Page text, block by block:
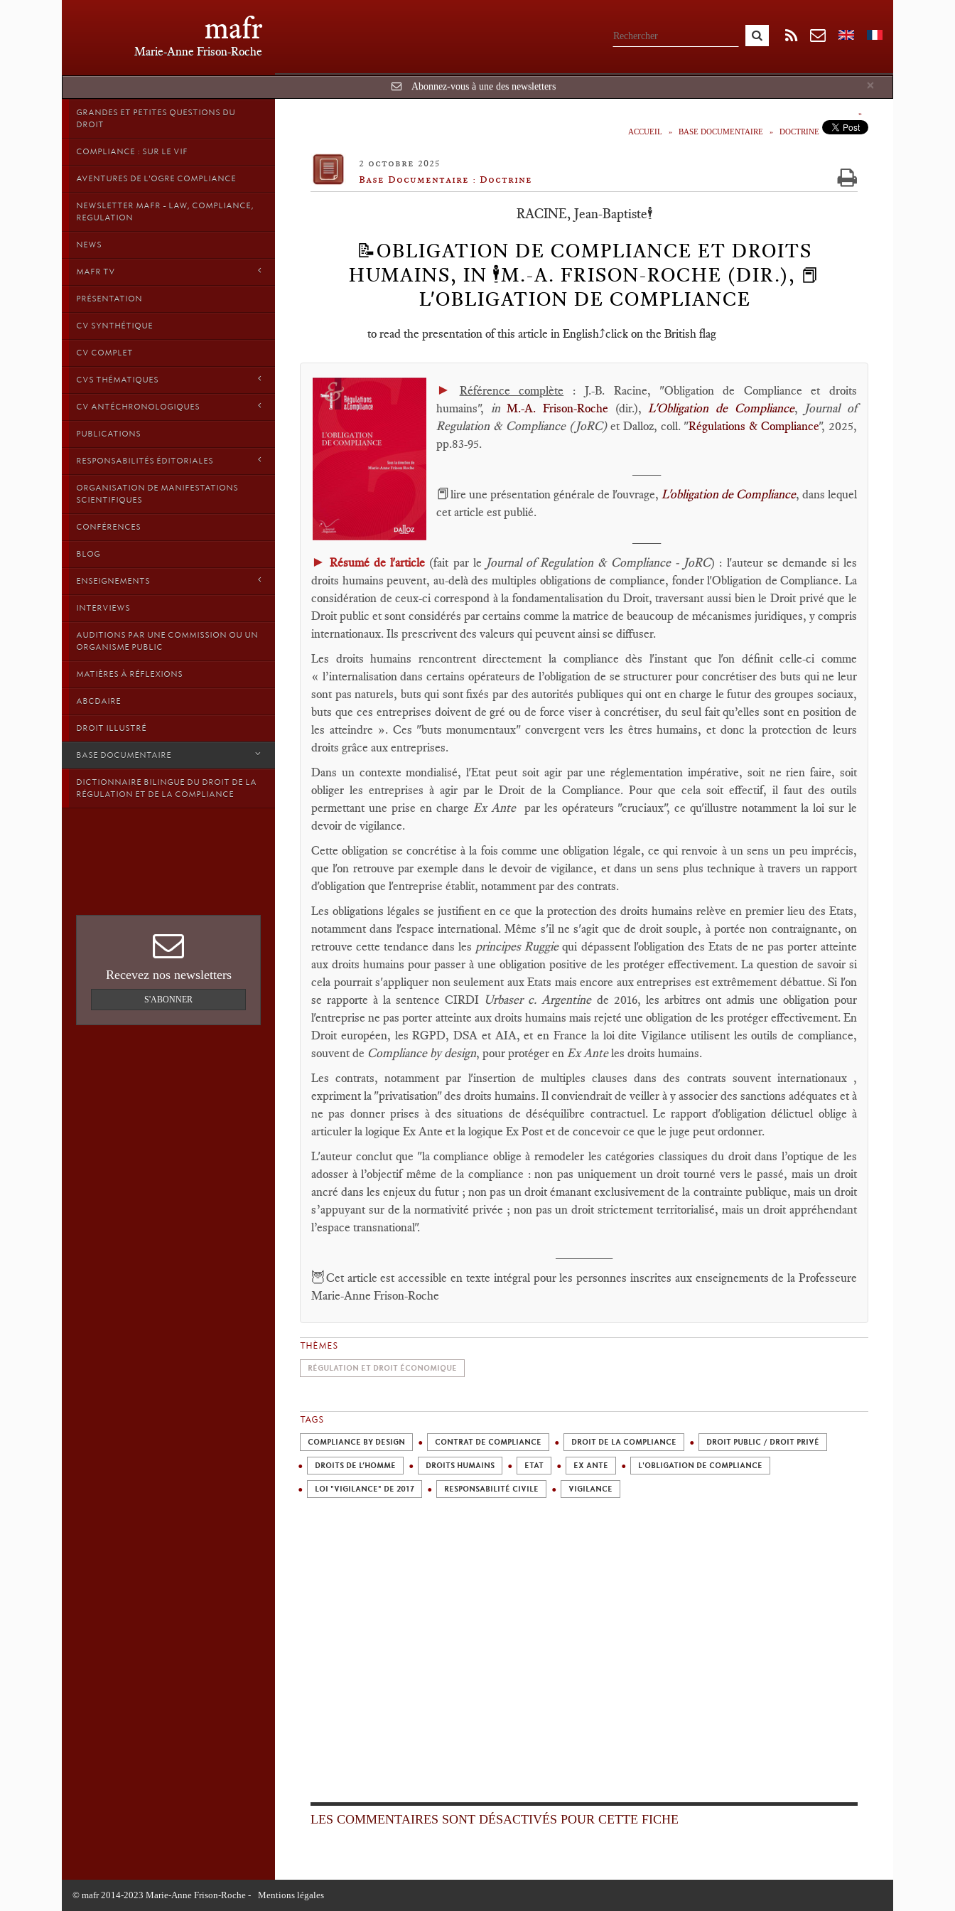
mafr
Marie-Anne Frison-Roche
×
Abonnez-vous à une des newsletters
GRANDES ET PETITES QUESTIONS DU
DROIT
COMPLIANCE : SUR LE VIF
AVENTURES DE L'OGRE COMPLIANCE
NEWSLETTER MAFR - LAW, COMPLIANCE,
REGULATION
NEWS
MAFR TV
PRÉSENTATION
CV SYNTHÉTIQUE
CV COMPLET
CVS THÉMATIQUES
CV ANTÉCHRONOLOGIQUES
PUBLICATIONS
RESPONSABILITÉS ÉDITORIALES
ORGANISATION DE MANIFESTATIONS
SCIENTIFIQUES
CONFÉRENCES
BLOG
ENSEIGNEMENTS
INTERVIEWS
AUDITIONS PAR UNE COMMISSION OU UN
ORGANISME PUBLIC
MATIÈRES À RÉFLEXIONS
ABCDAIRE
DROIT ILLUSTRÉ
BASE DOCUMENTAIRE
DICTIONNAIRE BILINGUE DU DROIT DE LA
RÉGULATION ET DE LA COMPLIANCE
Recevez nos newsletters
S'ABONNER
ACCUEIL BASE DOCUMENTAIRE DOCTRINE
2 octobre 2025
Base Documentaire : Doctrine
RACINE, Jean-Baptiste🕴️
📝OBLIGATION DE COMPLIANCE ET DROITS
HUMAINS, IN 🕴️M.-A. FRISON-ROCHE (DIR.), 📕
L'OBLIGATION DE COMPLIANCE
to read the presentation of this article in English⤴️click on the British flag
► Référence complète : J.-B. Racine, "Obligation de Compliance et droits
humains", inM.-A. Frison-Roche (dir.),L'Obligation de Compliance, Journal of
Regulation & Compliance (JoRC)et Dalloz, coll. "Régulations & Compliance", 2025,
pp.83-95.
📕lire une présentation générale de l'ouvrage, L'obligation de Compliance, dans lequel
cet article est publié.
► Résumé de l'article (fait par le Journal of Regulation & Compliance - JoRC) : l'auteur se demande si les
droits humains peuvent, au-delà des multiples obligations de compliance, fonder l'Obligation de Compliance. La
considération de ceux-ci correspond à la fondamentalisation du Droit, traversant aussi bien le Droit privé que le
Droit public et sont considérés par certains comme la matrice de beaucoup de mécanismes juridiques, y compris
internationaux. Ils prescrivent des valeurs qui peuvent ainsi se diffuser.
Les droits humains rencontrent directement la compliance dès l'instant que l'on définit celle-ci comme
« l’internalisation dans certains opérateurs de l’obligation de se structurer pour concrétiser des buts qui ne leur
sont pas naturels, buts qui sont fixés par des autorités publiques qui ont en charge le futur des groupes sociaux,
buts que ces entreprises doivent de gré ou de force viser à concrétiser, du seul fait qu’elles sont en position de
les atteindre ». Ces "buts monumentaux" convergent vers les êtres humains, et donc la protection de leurs
droits grâce aux entreprises.
Dans un contexte mondialisé, l'Etat peut soit agir par une réglementation impérative, soit ne rien faire, soit
obliger les entreprises à agir par le Droit de la Compliance. Pour que cela soit effectif, il faut des outils
permettant une prise en charge Ex Ante par les opérateurs "cruciaux", ce qu'illustre notamment la loi sur le
devoir de vigilance.
Cette obligation se concrétise à la fois comme une obligation légale, ce qui renvoie à un sens un peu imprécis,
que l'on retrouve par exemple dans le devoir de vigilance, et dans un sens plus technique à travers un rapport
d'obligation que l'entreprise établit, notamment par des contrats.
Les obligations légales se justifient en ce que la protection des droits humains relève en premier lieu des Etats,
notamment dans l'espace international. Même s'il ne s'agit que de droit souple, à portée non contraignante, on
retrouve cette tendance dans les principes Ruggiequi dépassent l'obligation des Etats de ne pas porter atteinte
aux droits humains pour passer à une obligation positive de les protéger effectivement. La question de savoir si
cela pourrait s'appliquer non seulement aux Etats mais encore aux entreprises est extrêmement débattue. Si l'on
se rapporte à la sentence CIRDI Urbaser c. Argentine de 2016, les arbitres ont admis une obligation pour
l'entreprise ne pas porter atteinte aux droits humains mais rejeté une obligation de les protéger effectivement. En
Droit européen, les RGPD, DSA et AIA, et en France la loi dite Vigilance utilisent les outils de compliance,
souvent de Compliance by design, pour protéger en Ex Anteles droits humains.
Les contrats, notamment par l'insertion de multiples clauses dans des contrats souvent internationaux ,
expriment la "privatisation" des droits humains. Il conviendrait de veiller à y associer des sanctions adéquates et à
ne pas donner prises à des situations de déséquilibre contractuel. Le rapport d'obligation délictuel oblige à
articuler la logique Ex Ante et la logique Ex Post et de concevoir ce que le juge peut ordonner.
L'auteur conclut que "la compliance oblige à remodeler les catégories classiques du droit dans l’optique de les
adosser à l’objectif même de la compliance : non pas uniquement un droit tourné vers le passé, mais un droit
ancré dans les enjeux du futur ; non pas un droit émanant exclusivement de la contrainte publique, mais un droit
s’appuyant sur de la normativité privée ; non pas un droit strictement territorialisé, mais un droit appréhendant
l’espace transnational".
🦉Cet article est accessible en texte intégral pour les personnes inscrites aux enseignements de la Professeure
Marie-Anne Frison-Roche
THÈMES
RÉGULATION ET DROIT ÉCONOMIQUE
TAGS
COMPLIANCE BY DESIGN CONTRAT DE COMPLIANCE DROIT DE LA COMPLIANCE DROIT PUBLIC / DROIT PRIVÉ
DROITS DE L’HOMME DROITS HUMAINS ETAT EX ANTE L'OBLIGATION DE COMPLIANCE
LOI "VIGILANCE" DE 2017 RESPONSABILITÉ CIVILE VIGILANCE
LES COMMENTAIRES SONT DÉSACTIVÉS POUR CETTE FICHE
© mafr 2014-2023 Marie-Anne Frison-Roche - Mentions légales